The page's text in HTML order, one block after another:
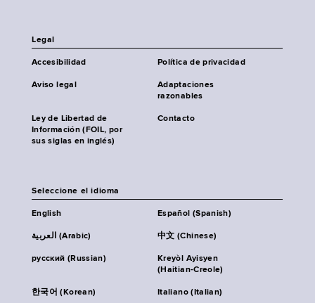
Legal
Accesibilidad Política de privacidad
Aviso legal
Adaptaciones
razonables
Ley de Libertad de
Información (FOIL, por
sus siglas en inglés)
Contacto
Seleccione el idioma
English Español (Spanish)
العربية (Arabic) 中文 (Chinese)
русский (Russian)
Kreyòl Ayisyen
(Haitian-Creole)
한국어 (Korean) Italiano (Italian)